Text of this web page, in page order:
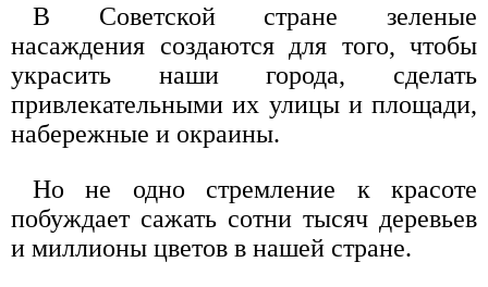
В Советской стране зеленые
насаждения создаются для того, чтобы
украсить наши города, сделать
привлекательными их улицы и площади,
набережные и окраины.
Но не одно стремление к красоте
побуждает сажать сотни тысяч деревьев
и миллионы цветов в нашей стране.